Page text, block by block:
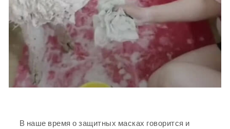
В наше время о защитных масках говорится и